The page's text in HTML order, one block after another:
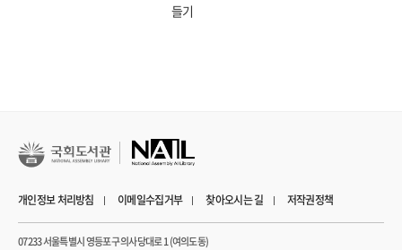
들기
개인정보 처리방침 이메일수집거부 찾아오시는 길 저작권정책
07233 서울특별시 영등포구 의사당대로 1 (여의도동)